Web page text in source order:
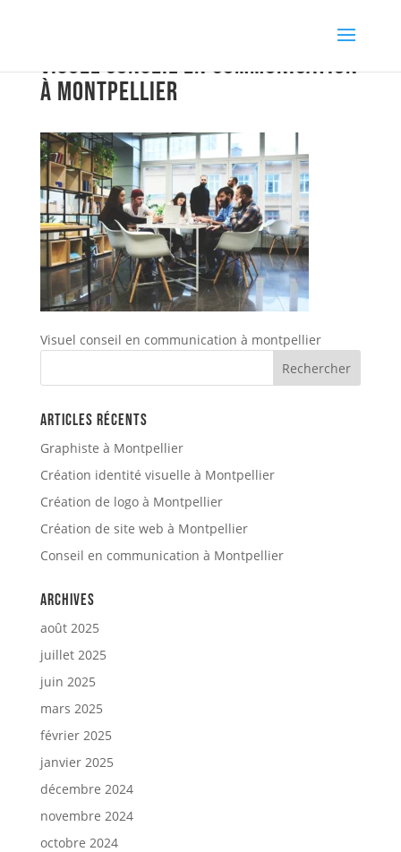
Visuel conseil en communication
à montpellier
Visuel conseil en communication à montpellier
Articles récents
Graphiste à Montpellier
Création identité visuelle à Montpellier
Création de logo à Montpellier
Création de site web à Montpellier
Conseil en communication à Montpellier
Archives
août 2025
juillet 2025
juin 2025
mars 2025
février 2025
janvier 2025
décembre 2024
novembre 2024
octobre 2024